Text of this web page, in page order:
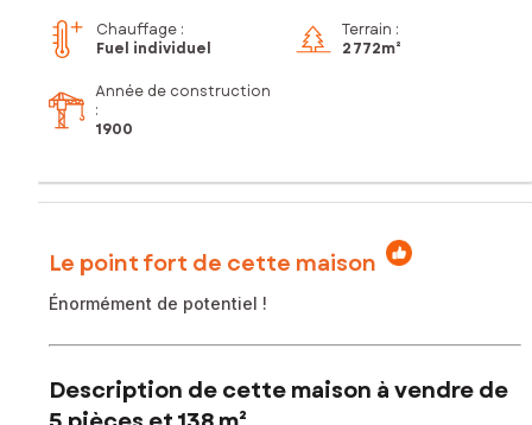
Chauffage :
Fuel individuel
Terrain :
2 772m²
Année de construction
:
1900
Le point fort de cette maison
Énormément de potentiel !
Description de cette maison à vendre de